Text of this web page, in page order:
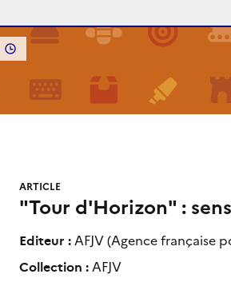
ARTICLE
"Tour d'Horizon" :
Editeur :AFJV (Agence française
Collection :AFJV